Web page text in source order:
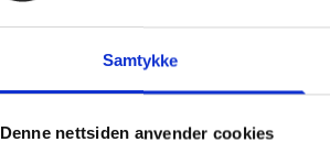
Samtykke
Denne nettsiden anvender cookies